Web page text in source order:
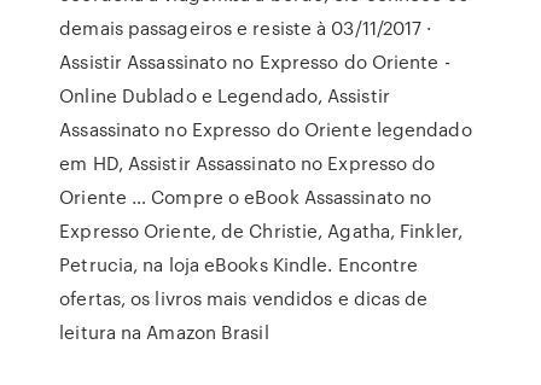
demais passageiros e resiste à 03/11/2017 ·
Assistir Assassinato no Expresso do Oriente -
Online Dublado e Legendado, Assistir
Assassinato no Expresso do Oriente legendado
em HD, Assistir Assassinato no Expresso do
Oriente … Compre o eBook Assassinato no
Expresso Oriente, de Christie, Agatha, Finkler,
Petrucia, na loja eBooks Kindle. Encontre
ofertas, os livros mais vendidos e dicas de
leitura na Amazon Brasil